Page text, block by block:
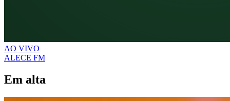
AO VIVO
ALECE FM
Em alta